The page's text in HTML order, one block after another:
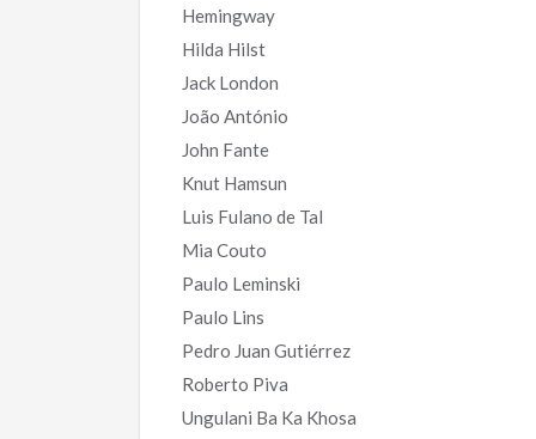
Hemingway
Hilda Hilst
Jack London
João António
John Fante
Knut Hamsun
Luis Fulano de Tal
Mia Couto
Paulo Leminski
Paulo Lins
Pedro Juan Gutiérrez
Roberto Piva
Ungulani Ba Ka Khosa